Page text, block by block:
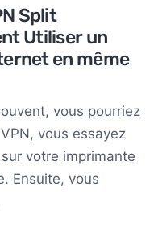
Split
Utiliser un
en même
vous pourriez
vous essayez
votre imprimante
Ensuite, vous